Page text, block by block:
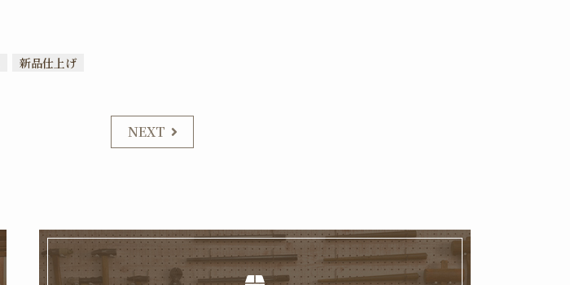
新品仕上げ
NEXT